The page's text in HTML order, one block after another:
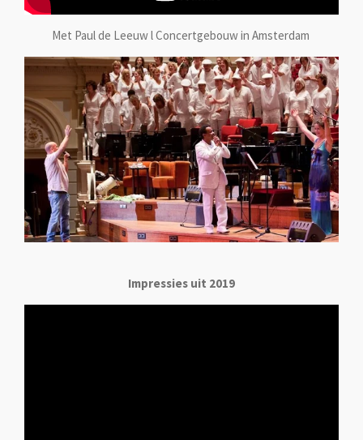
Met Paul de Leeuw l Concertgebouw in Amsterdam
Impressies uit 2019